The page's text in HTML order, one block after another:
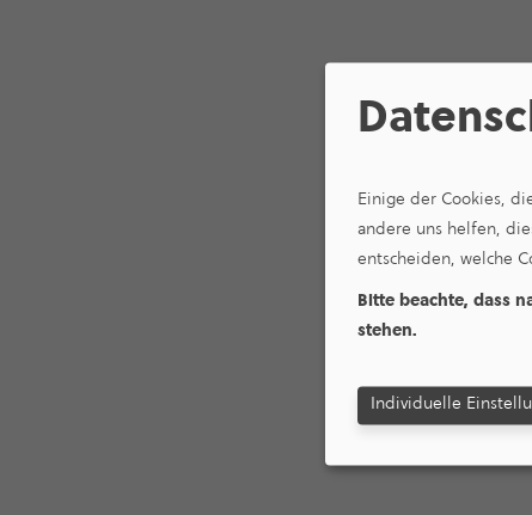
Einige der Cookies,
andere uns helfen,
entscheiden, welche
Bitte beachte, dass
stehen.
Individuelle